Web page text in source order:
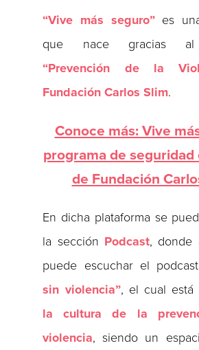
“Vive más seguro”es
que nace gracias al
“Prevención de la
Fundación Carlos Slim.
Conoce más: Vive
programa de seguridad
de Fundación
En dicha plataforma se
la sección Podcast, donde
puede escuchar el
sin violencia”, el cual está
la cultura de la
violencia, siendo un